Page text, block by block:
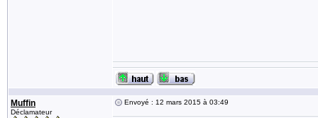
Muffin
Déclamateur
Envoyé : 12 mars 2015 à 03:49